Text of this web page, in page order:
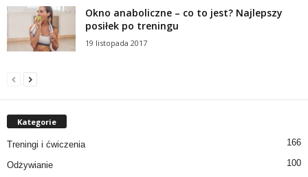
Okno anaboliczne – co to jest? Najlepszy
posiłek po treningu
19 listopada 2017
Kategorie
Treningi i ćwiczenia 166
Odżywianie 100